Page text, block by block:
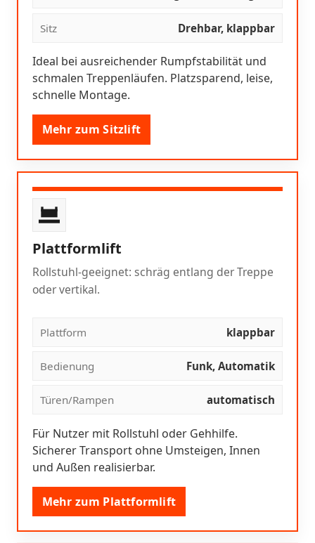
Sitz Drehbar, klappbar
Ideal bei ausreichender Rumpfstabilität und
schmalen Treppenläufen. Platzsparend, leise,
schnelle Montage.
Mehr zum Sitzlift
Plattformlift
Rollstuhl-geeignet: schräg entlang der Treppe
oder vertikal.
Plattform klappbar
Bedienung Funk, Automatik
Türen/Rampen automatisch
Für Nutzer mit Rollstuhl oder Gehhilfe.
Sicherer Transport ohne Umsteigen, Innen
und Außen realisierbar.
Mehr zum Plattformlift